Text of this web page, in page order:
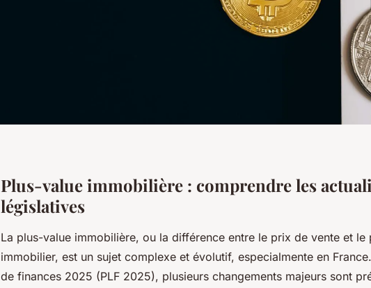
Plus-value immobilière : comprendre les
législatives
La plus-value immobilière, ou la différence entre le prix de vente et le
immobilier, est un sujet complexe et évolutif, especialmente en
de finances 2025 (PLF 2025), plusieurs changements majeurs sont